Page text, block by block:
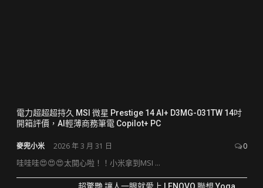
電力超超超持久 MSI 微星 Prestige 14 AI+ D3MG-031TW 14吋
開箱評價，AI輕薄商務筆電 Copilot+ PC
麥兜小米 2026 年 3 月 31 日 0
哇哇哇😍😍😍太開心啦！！小米拿到MSI ...